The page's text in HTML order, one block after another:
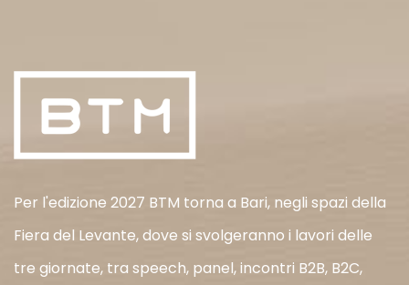
Per l'edizione 2027 BTM torna a Bari, negli spazi della
Fiera del Levante, dove si svolgeranno i lavori delle
tre giornate, tra speech, panel, incontri B2B, B2C,